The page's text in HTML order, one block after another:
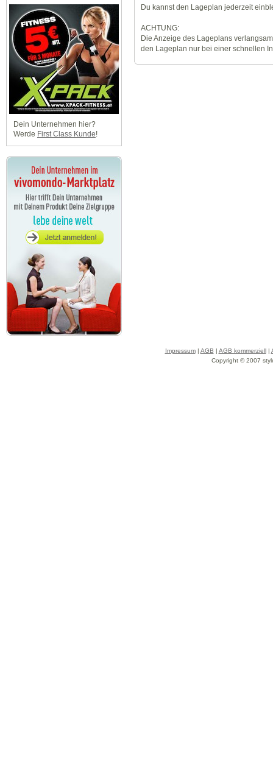
Dein Unternehmen hier?
Werde First Class Kunde!
Du kannst den Lageplan jederzeit
ACHTUNG:
Die Anzeige des Lageplans
den Lageplan nur bei einer schnellen
Impressum| AGB | AGB kommerziell|
Copyright © 2007